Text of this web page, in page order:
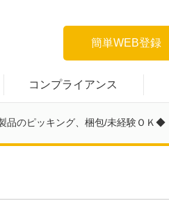
簡単WEB登録
コンプライアンス
品のピッキング、梱包/未経験ＯＫ◆